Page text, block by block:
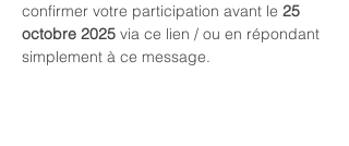
confirmer votre participation avant le 25
octobre 2025 via ce lien / ou en répondant
simplement à ce message.